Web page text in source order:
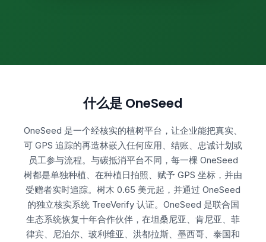
什么是 OneSeed
OneSeed 是一个经核实的植树平台，让企业能把真实、
可 GPS 追踪的再造林嵌入任何应用、结账、忠诚计划或
员工参与流程。与碳抵消平台不同，每一棵 OneSeed
树都是单独种植、在种植日拍照、赋予 GPS 坐标，并由
受赠者实时追踪。树木 0.65 美元起，并通过 OneSeed
的独立核实系统 TreeVerify 认证。OneSeed 是联合国
生态系统恢复十年合作伙伴，在坦桑尼亚、肯尼亚、菲
律宾、尼泊尔、玻利维亚、洪都拉斯、墨西哥、泰国和